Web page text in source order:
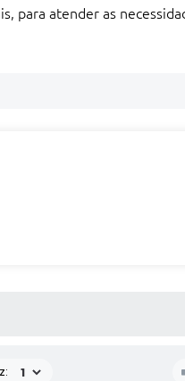
para atender as